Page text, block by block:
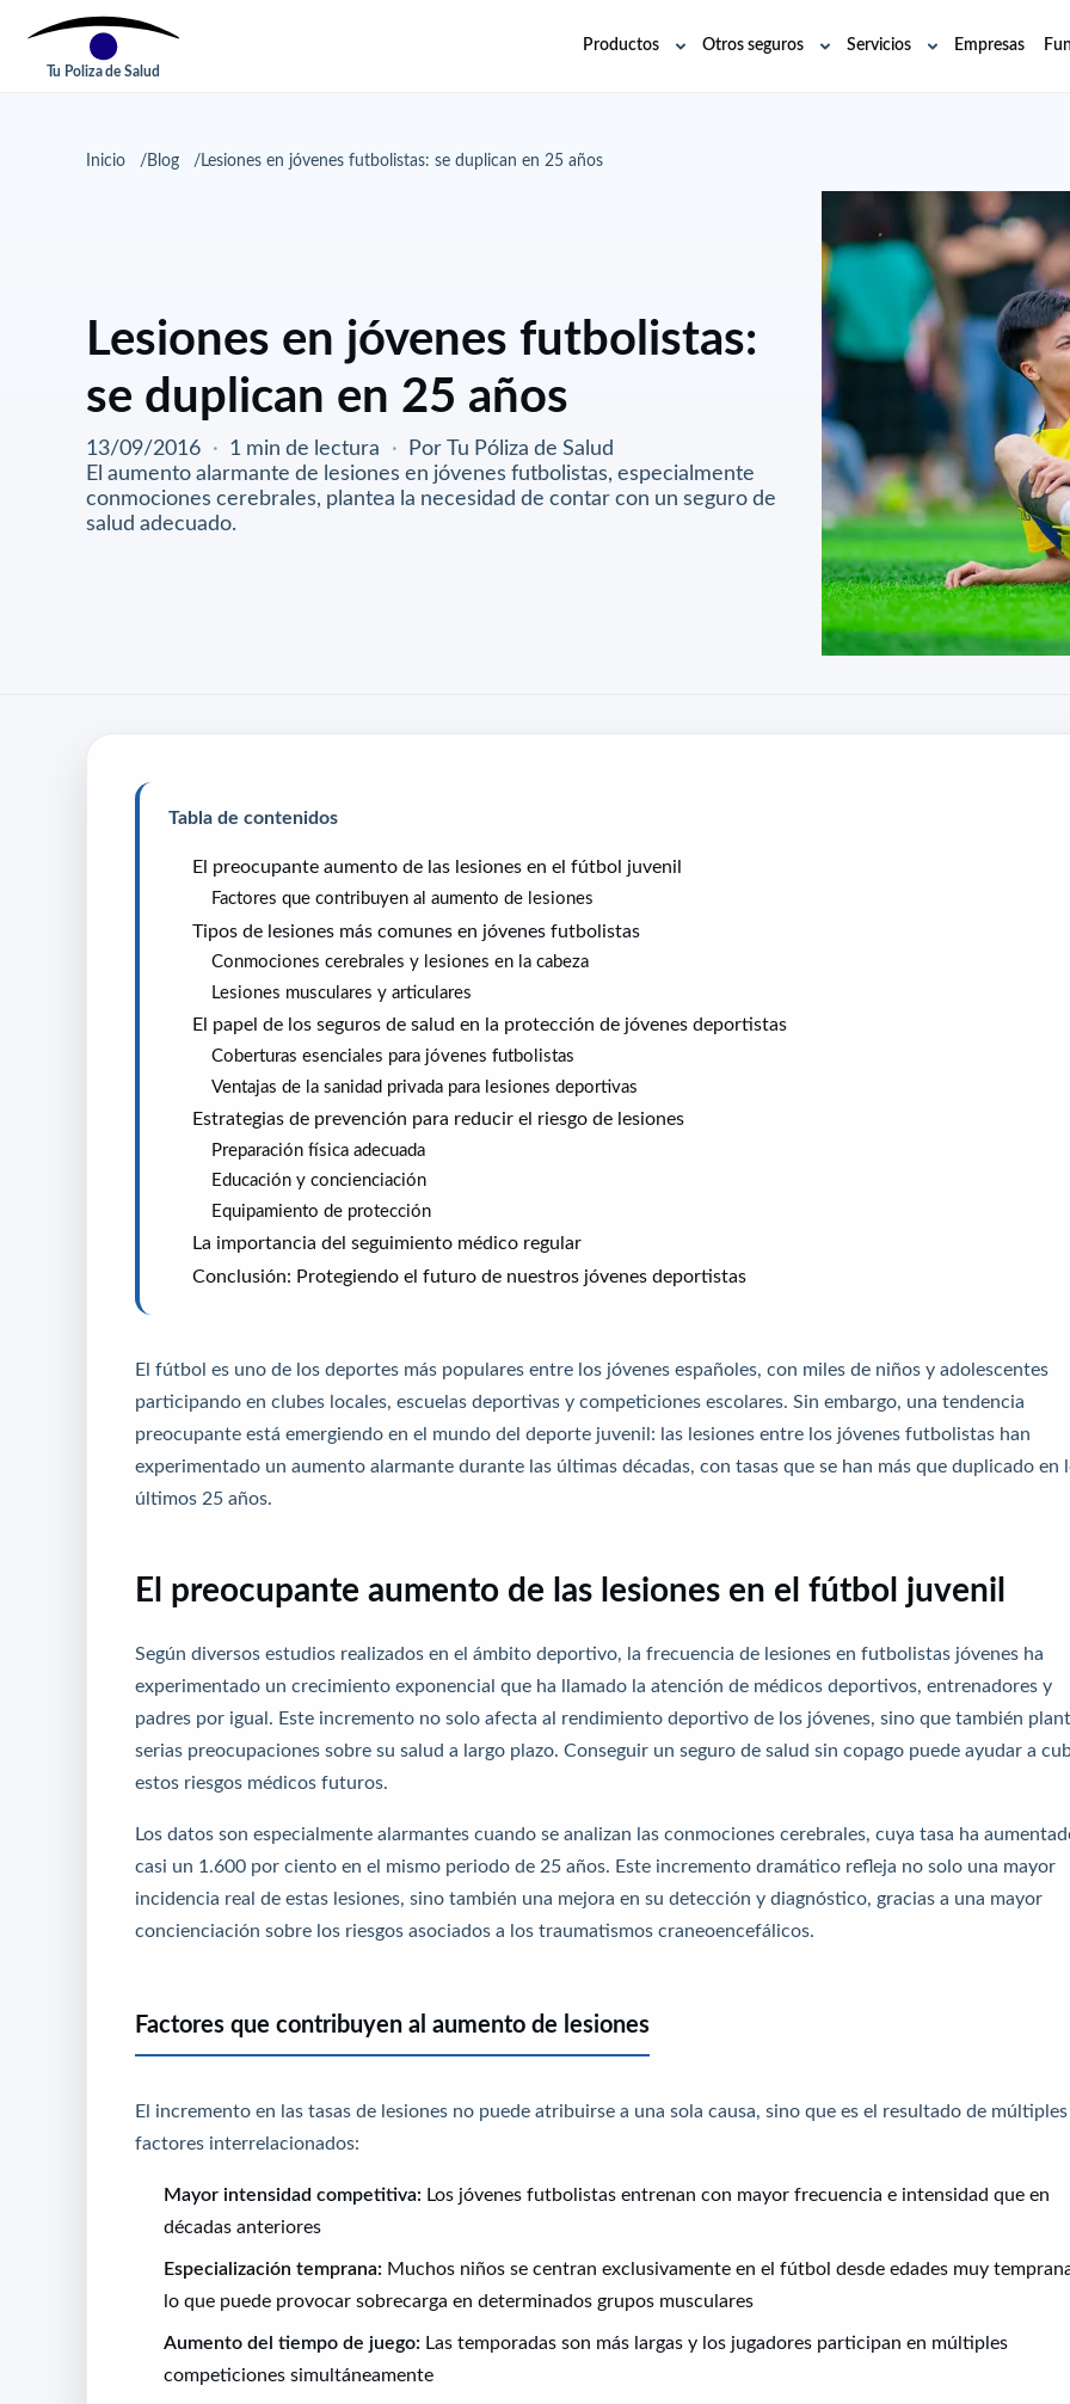
Tu Poliza de Salud
Productos
AbrirOtros seguros
AbrirServicios
AbrirEmpresas
Inicio Blog Lesiones en jóvenes futbolistas: se duplican en 25 años
Lesiones en jóvenes futbolistas:
se duplican en 25 años
13/09/2016 · 1 min de lectura ·
Por Tu Póliza de Salud
El aumento alarmante de lesiones en jóvenes futbolistas, especialmente
conmociones cerebrales, plantea la necesidad de contar con un seguro de
salud adecuado.
Tabla de contenidos
El preocupante aumento de las lesiones en el fútbol juvenil
Factores que contribuyen al aumento de lesiones
Tipos de lesiones más comunes en jóvenes futbolistas
Conmociones cerebrales y lesiones en la cabeza
Lesiones musculares y articulares
El papel de los seguros de salud en la protección de jóvenes deportistas
Coberturas esenciales para jóvenes futbolistas
Ventajas de la sanidad privada para lesiones deportivas
Estrategias de prevención para reducir el riesgo de lesiones
Preparación física adecuada
Educación y concienciación
Equipamiento de protección
La importancia del seguimiento médico regular
Conclusión: Protegiendo el futuro de nuestros jóvenes deportistas
El fútbol es uno de los deportes más populares entre los jóvenes españoles, con miles de niños y adolescentes
participando en clubes locales, escuelas deportivas y competiciones escolares. Sin embargo, una tendencia
preocupante está emergiendo en el mundo del deporte juvenil: las lesiones entre los jóvenes futbolistas han
experimentado un aumento alarmante durante las últimas décadas, con tasas que se han más que duplicado en
últimos 25 años.
El preocupante aumento de las lesiones en el fútbol juvenil
Según diversos estudios realizados en el ámbito deportivo, la frecuencia de lesiones en futbolistas jóvenes ha
experimentado un crecimiento exponencial que ha llamado la atención de médicos deportivos, entrenadores y
padres por igual. Este incremento no solo afecta al rendimiento deportivo de los jóvenes, sino que también
serias preocupaciones sobre su salud a largo plazo. Conseguir un seguro de salud sin copago puede ayudar a
estos riesgos médicos futuros.
Los datos son especialmente alarmantes cuando se analizan las conmociones cerebrales, cuya tasa ha
casi un 1.600 por ciento en el mismo periodo de 25 años. Este incremento dramático refleja no solo una mayor
incidencia real de estas lesiones, sino también una mejora en su detección y diagnóstico, gracias a una mayor
concienciación sobre los riesgos asociados a los traumatismos craneoencefálicos.
Factores que contribuyen al aumento de lesiones
El incremento en las tasas de lesiones no puede atribuirse a una sola causa, sino que es el resultado de múltiples
factores interrelacionados:
Mayor intensidad competitiva: Los jóvenes futbolistas entrenan con mayor frecuencia e intensidad que en
décadas anteriores
Especialización temprana: Muchos niños se centran exclusivamente en el fútbol desde edades muy
lo que puede provocar sobrecarga en determinados grupos musculares
Aumento del tiempo de juego: Las temporadas son más largas y los jugadores participan en múltiples
competiciones simultáneamente